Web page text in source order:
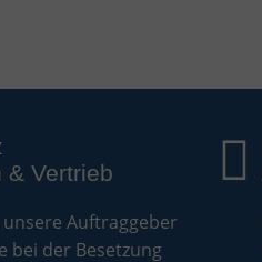
& Vertrieb
Auftraggeber
bei der Besetzung